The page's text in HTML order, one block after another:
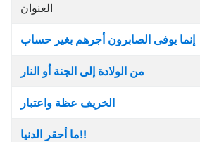
العنوان
إنما يوفى الصابرون أجرهم بغير حساب
من الولادة إلى الجنة أو النار
ما أحقر الدنيا!!